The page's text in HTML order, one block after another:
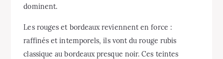
dominent.
Les rouges et bordeaux reviennent en force :
raffinés et intemporels, ils vont du rouge rubis
classique au bordeaux presque noir. Ces teintes